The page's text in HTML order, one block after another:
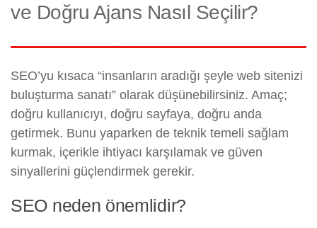
ve Doğru Ajans Nasıl Seçilir?
SEO’yu kısaca “insanların aradığı şeyle web sitenizi
buluşturma sanatı” olarak düşünebilirsiniz. Amaç;
doğru kullanıcıyı, doğru sayfaya, doğru anda
getirmek. Bunu yaparken de teknik temeli sağlam
kurmak, içerikle ihtiyacı karşılamak ve güven
sinyallerini güçlendirmek gerekir.
SEO neden önemlidir?